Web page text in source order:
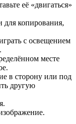
её «двигаться»
для копирования,
с освещением
месте
в сторону или под
другую